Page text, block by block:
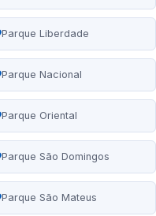
Parque Liberdade
Parque Nacional
Parque Oriental
Parque São Domingos
Parque São Mateus